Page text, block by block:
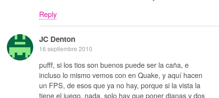
Reply
JC Denton
16 septiembre 2010
pufff, si los tios son buenos puede ser la caña, e
incluso lo mismo vemos con en Quake, y aquí hacen
un FPS, de esos que ya no hay, porque si la vista la
tiene el juego, nada, solo hay que poner dianas y dos